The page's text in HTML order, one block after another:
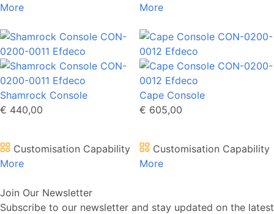
More
More
Shamrock Console
€ 440,00
Customisation Capability
More
Cape Console
€ 605,00
Customisation Capability
More
Join Our Newsletter
Subscribe to our newsletter and stay updated on the latest